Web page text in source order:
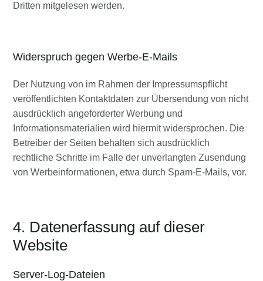
Dritten mitgelesen werden.
Widerspruch gegen Werbe-E-Mails
Der Nutzung von im Rahmen der Impressumspflicht
veröffentlichten Kontaktdaten zur Übersendung von nicht
ausdrücklich angeforderter Werbung und
Informationsmaterialien wird hiermit widersprochen. Die
Betreiber der Seiten behalten sich ausdrücklich
rechtliche Schritte im Falle der unverlangten Zusendung
von Werbeinformationen, etwa durch Spam-E-Mails, vor.
4. Datenerfassung auf dieser
Website
Server-Log-Dateien